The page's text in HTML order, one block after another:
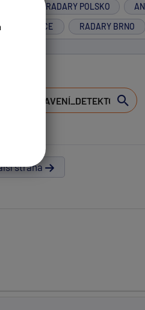
ANTIRADARY POLSKO
MOTORCE RADARY BRNO
strana